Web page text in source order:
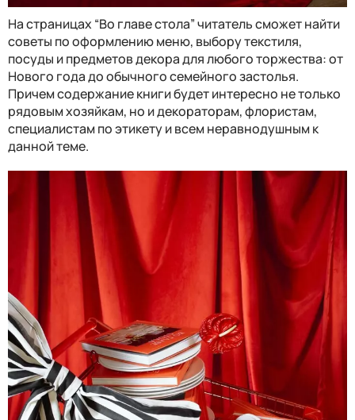
На страницах “Во главе стола” читатель сможет найти
советы по оформлению меню, выбору текстиля,
посуды и предметов декора для любого торжества: от
Нового года до обычного семейного застолья.
Причем содержание книги будет интересно не только
рядовым хозяйкам, но и декораторам, флористам,
специалистам по этикету и всем неравнодушным к
данной теме.